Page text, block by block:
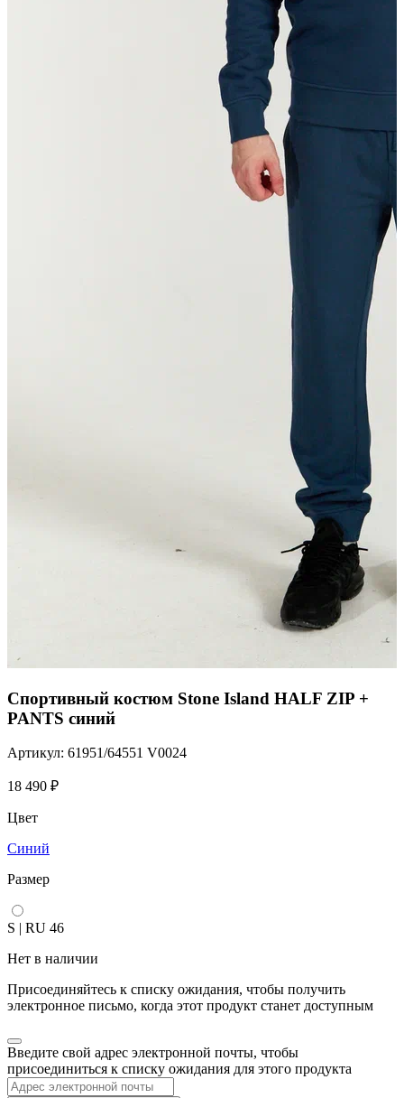
Спортивный костюм Stone Island HALF ZIP +
PANTS синий
Артикул: 61951/64551 V0024
18 490 ₽
Цвет
Синий
Размер
S | RU 46
Нет в наличии
Присоединяйтесь к списку ожидания, чтобы получить
электронное письмо, когда этот продукт станет доступным
Закрыть
уведомление
Введите свой адрес электронной почты, чтобы
присоединиться к списку ожидания для этого продукта